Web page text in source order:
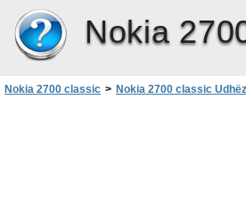
Nokia
Nokia 2700 classic > Nokia 2700 classic